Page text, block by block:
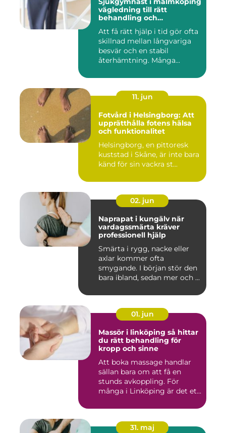
vägledning till rätt
behandling och
Att få rätt hjälp i tid gör ofta
skillnad mellan långvariga
besvär och en stabil
återhämtning. Många...
11. jun
Fotvård i Helsingborg: Att
upprätthålla fotens hälsa
och funktionalitet
Helsingborg, en pittoresk
kuststad i Skåne, är inte bara
känd för sin vackra st...
02. jun
Naprapat i kungälv när
vardagssmärta kräver
professionell hjälp
Smärta i rygg, nacke eller
axlar kommer ofta
smygande. I början stör den
bara ibland, sedan mer och ...
01. jun
Massör i linköping så hittar
du rätt behandling för
kropp och sinne
Att boka massage handlar
sällan bara om att få en
stunds avkoppling. För
många i Linköping är det et...
31. maj